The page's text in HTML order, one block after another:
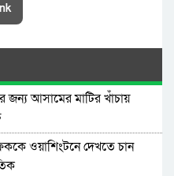
আসামের মাটির খাঁচায়
ওয়াশিংটনে দেখতে চান